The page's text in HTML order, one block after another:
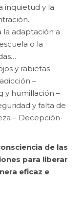
inquietud y la
la adaptación a
o la
y rabietas –
–
y humillación –
y falta de
– Decepción-
de las
para liberar
eficaz e